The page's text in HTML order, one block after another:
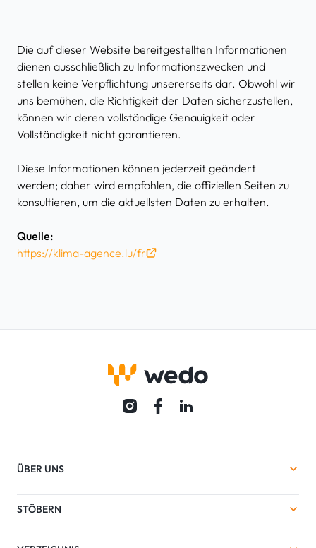
Die auf dieser Website bereitgestellten Informationen
dienen ausschließlich zu Informationszwecken und
stellen keine Verpflichtung unsererseits dar. Obwohl wir
uns bemühen, die Richtigkeit der Daten sicherzustellen,
können wir deren vollständige Genauigkeit oder
Vollständigkeit nicht garantieren.
Diese Informationen können jederzeit geändert
werden; daher wird empfohlen, die offiziellen Seiten zu
konsultieren, um die aktuellsten Daten zu erhalten.
Quelle:
https://klima-agence.lu/fr
ÜBER UNS
STÖBERN